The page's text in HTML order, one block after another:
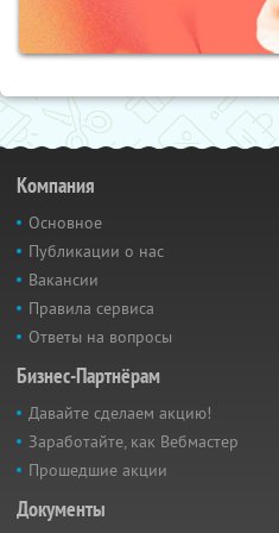
Компания
Основное
Публикации о нас
Вакансии
Правила сервиса
Ответы на вопросы
Бизнес-Партнёрам
Давайте сделаем акцию!
Заработайте, как Вебмастер
Прошедшие акции
Документы